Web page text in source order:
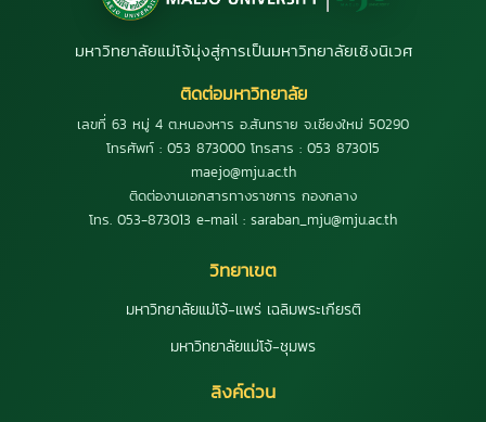
มหาวิทยาลัยแม่โจ้มุ่งสู่การเป็นมหาวิทยาลัยเชิงนิเวศ
ติดต่อมหาวิทยาลัย
เลขที่ 63 หมู่ 4 ต.หนองหาร อ.สันทราย จ.เชียงใหม่ 50290
โทรศัพท์ : 053 873000 โทรสาร : 053 873015
maejo@mju.ac.th
ติดต่องานเอกสารทางราชการ กองกลาง
โทร. 053-873013 e-mail : saraban_mju@mju.ac.th
วิทยาเขต
มหาวิทยาลัยแม่โจ้-แพร่ เฉลิมพระเกียรติ
มหาวิทยาลัยแม่โจ้-ชุมพร
ลิงค์ด่วน